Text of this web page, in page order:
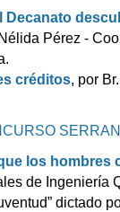
Decanato
Pérez -
créditos, por
los hombres
de Ingeniería
dictado